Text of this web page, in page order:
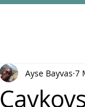
Ayse Bayvas 7